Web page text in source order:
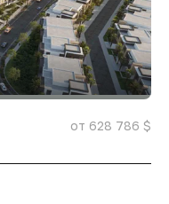
от 628 786 $